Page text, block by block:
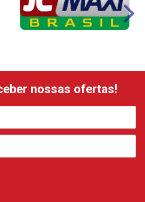
nossas ofertas!